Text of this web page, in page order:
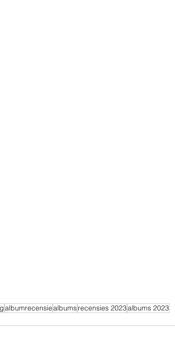
albumrecensiealbumsrecensies 2023albums 2023